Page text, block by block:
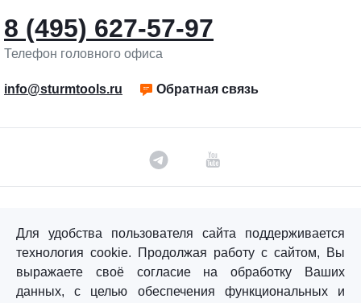
8 (495) 627-57-97
Телефон головного офиса
info@sturmtools.ru Обратная связь
Все права защищены.
Политика обработки персональных данных
Согласие на обработку персональных данных
Для удобства пользователя сайта поддерживается
технология cookie. Продолжая работу с сайтом, Вы
выражаете своё согласие на обработку Ваших
данных, с целью обеспечения функциональных и